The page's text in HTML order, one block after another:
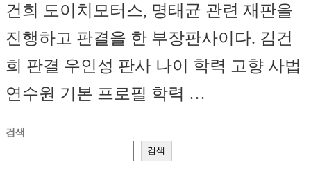
건희 도이치모터스, 명태균 관련 재판을
진행하고 판결을 한 부장판사이다. 김건
희 판결 우인성 판사 나이 학력 고향 사법
연수원 기본 프로필 학력 …
검색
검색